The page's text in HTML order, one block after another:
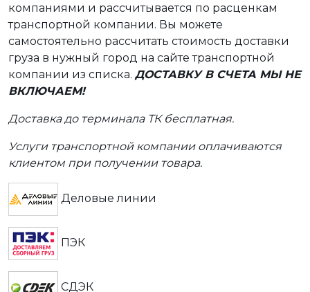
компаниями и рассчитывается по расценкам
транспортной компании. Вы можете
самостоятельно рассчитать стоимость доставки
груза в нужный город на сайте транспортной
компании из списка. ДОСТАВКУ В СЧЕТА МЫ НЕ
ВКЛЮЧАЕМ!
Доставка до терминала ТК бесплатная.
Услуги транспортной компании оплачиваются
клиентом при получении товара.
Деловые линии
ПЭК
СДЭК